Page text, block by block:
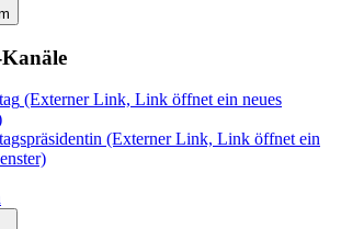
(Externer Link, Link öffnet ein neues
(Externer Link, Link öffnet ein